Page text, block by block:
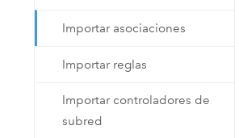
Importar asociaciones
Importar reglas
Importar controladores de
subred